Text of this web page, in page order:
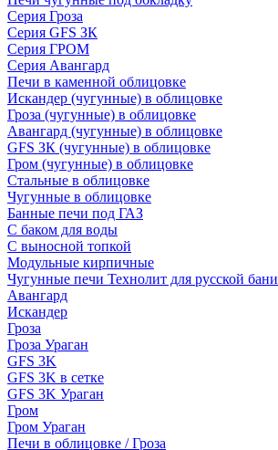
Серия Гроза
Серия GFS ЗК
Серия ГРОМ
Серия Авангард
Печи в каменной облицовке
Искандер (чугунные) в облицовке
Гроза (чугунные) в облицовке
Авангард (чугунные) в облицовке
GFS ЗК (чугунные) в облицовке
Гром (чугунные) в облицовке
Стальные в облицовке
Чугунные в облицовке
Банные печи под ГАЗ
С баком для воды
С выносной топкой
Модульные кирпичные
Чугунные печи Технолит для русской бани
Авангард
Искандер
Гроза
Гроза Ураган
GFS 3K
GFS 3K в сетке
GFS 3K Ураган
Гром
Гром Ураган
Печи в облицовке / Гроза